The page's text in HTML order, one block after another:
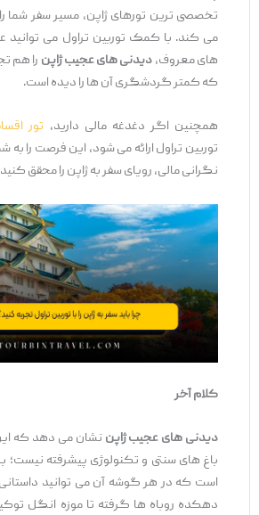
تخصصی ‌ترین تورهای ژاپن، مسیر سفر شما
می ‌کند. با کمک توربین تراول می‌ توانید
های معروف،دیدنی ‌های عجیب ژاپنرا هم
که کمتر گردشگری آن ‌ها را دیده است.
همچنین اگر دغدغه مالی دارید،تور
توربین تراول ارائه می ‌شود، این فرصت را به
نگرانی مالی، رویای سفر به ژاپن را محقق کنید.
کلام آخر
دیدنی ‌های عجیب ژاپننشان می‌ دهد که این
باغ‌ های سنتی و تکنولوژی پیشرفته نیست؛
است که در هر گوشه آن می‌ توانید داستانی
دهکده روباه ‌ها گرفته تا موزه انگل